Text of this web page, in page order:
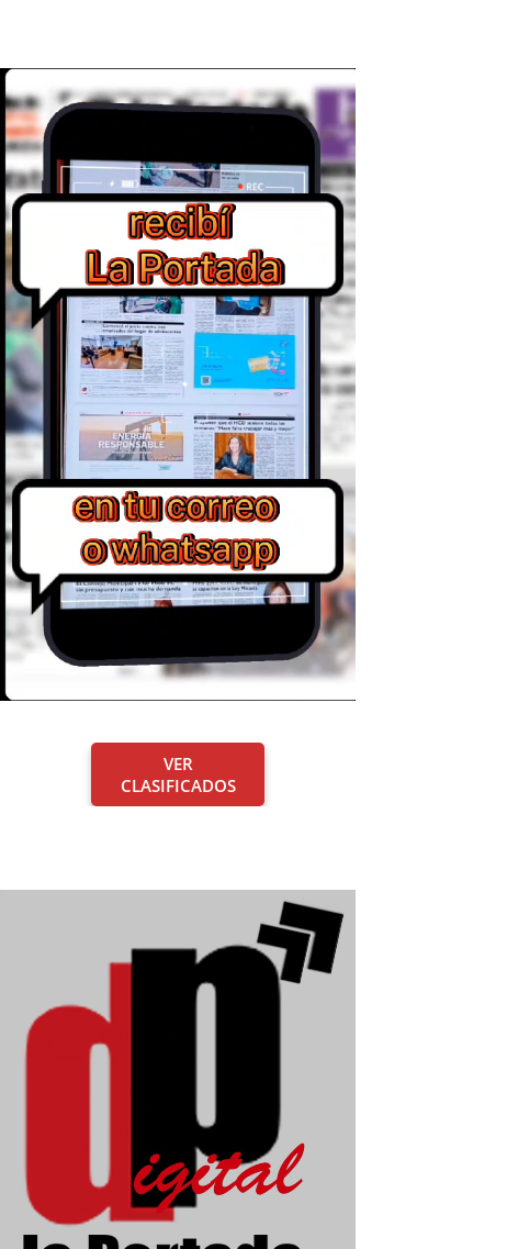
VER
CLASIFICADOS